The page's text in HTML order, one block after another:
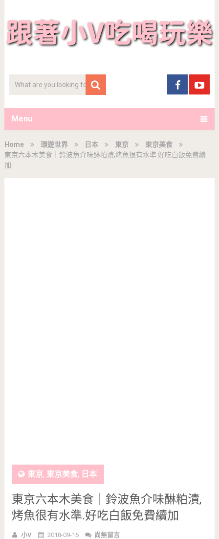
Menu
Home 環遊世界 日本 東京
東京美食
東京六本木美食｜鈴波魚介味醂粕漬,烤魚很有水準.好吃白飯免費續
加
東京, 東京美食, 日本
東京六本木美食｜鈴波魚介味醂粕漬,
烤魚很有水準.好吃白飯免費續加
小V 2018-09-16 尚無留言